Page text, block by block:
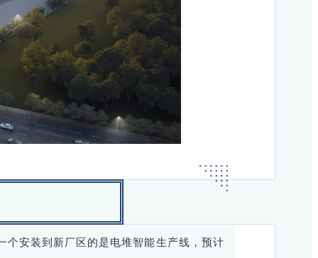
个安装到新厂区的是电堆智能生产线，预计